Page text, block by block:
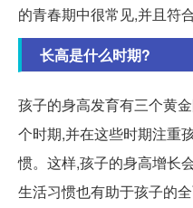
的青春期中很常见,并且符
长高是什么时期?
孩子的身高发育有三个黄
个时期,并在这些时期注重
惯。这样,孩子的身高增长
生活习惯也有助于孩子的